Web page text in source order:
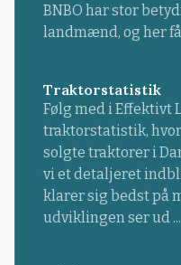
BNBO har stor
landmænd, og her
Traktorstatistik
Følg med i Effektivt
traktorstatistik,
solgte traktorer i
vi et detaljeret
klarer sig bedst på
udviklingen ser ud ...